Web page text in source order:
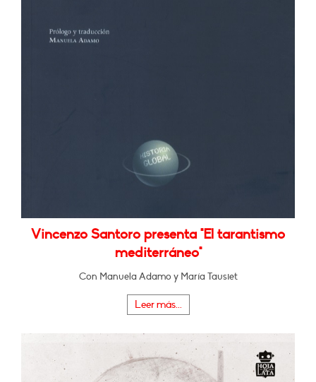
Vincenzo Santoro presenta "El tarantismo
mediterráneo"
Con Manuela Adamo y María Tausiet
Leer más...